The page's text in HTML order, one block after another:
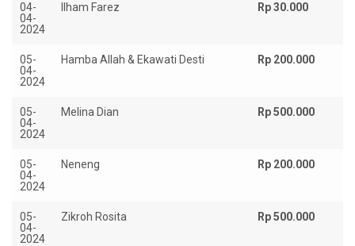
04-
04-
2024
Ilham Farez Rp 30.000
05-
04-
2024
Hamba Allah & Ekawati Desti Rp 200.000
05-
04-
2024
Melina Dian Rp 500.000
05-
04-
2024
Neneng Rp 200.000
05-
04-
2024
Zikroh Rosita Rp 500.000